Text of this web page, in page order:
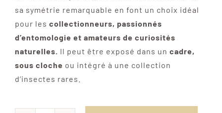
sa symétrie remarquable en font un choix idéal
pour les collectionneurs, passionnés
d’entomologie et amateurs de curiosités
naturelles. Il peut être exposé dans un cadre,
sous cloche ou intégré à une collection
d’insectes rares.